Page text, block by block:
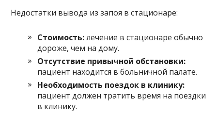
Недостатки вывода из запоя в стационаре:
Стоимость:лечение в стационаре обычно
дороже, чем на дому.
Отсутствие привычной обстановки:
пациент находится в больничной палате.
Необходимость поездок в клинику:
пациент должен тратить время на поездки
в клинику.